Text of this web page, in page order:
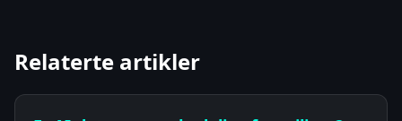
Relaterte artikler